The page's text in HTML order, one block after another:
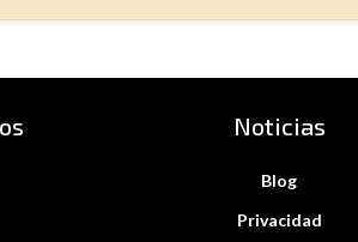
Noticias
Blog
Privacidad